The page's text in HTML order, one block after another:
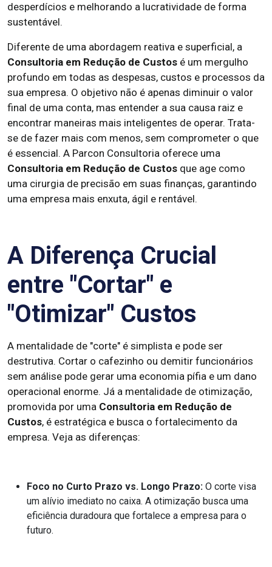
desperdícios e melhorando a lucratividade de forma
sustentável.
Diferente de uma abordagem reativa e superficial, a
Consultoria em Redução de Custos é um mergulho
profundo em todas as despesas, custos e processos da
sua empresa. O objetivo não é apenas diminuir o valor
final de uma conta, mas entender a sua causa raiz e
encontrar maneiras mais inteligentes de operar. Trata-
se de fazer mais com menos, sem comprometer o que
é essencial. A Parcon Consultoria oferece uma
Consultoria em Redução de Custos que age como
uma cirurgia de precisão em suas finanças, garantindo
uma empresa mais enxuta, ágil e rentável.
A Diferença Crucial
entre "Cortar" e
"Otimizar" Custos
A mentalidade de "corte" é simplista e pode ser
destrutiva. Cortar o cafezinho ou demitir funcionários
sem análise pode gerar uma economia pífia e um dano
operacional enorme. Já a mentalidade de otimização,
promovida por uma Consultoria em Redução de
Custos, é estratégica e busca o fortalecimento da
empresa. Veja as diferenças:
Foco no Curto Prazo vs. Longo Prazo: O corte visa
um alívio imediato no caixa. A otimização busca uma
eficiência duradoura que fortalece a empresa para o
futuro.